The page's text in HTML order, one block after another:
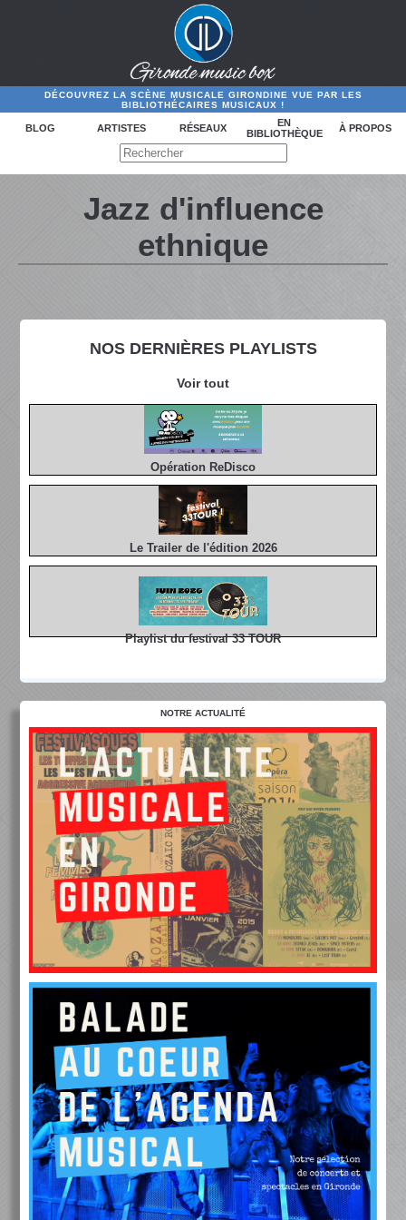
DÉCOUVREZ LA SCÈNE MUSICALE GIRONDINE VUE PAR LES
BIBLIOTHÉCAIRES MUSICAUX !
BLOG ARTISTES RÉSEAUX
EN
BIBLIOTHÈQUE
À PROPOS
NOS DERNIÈRES PLAYLISTS
Voir tout
Opération ReDisco
Le Trailer de l'édition 2026
Playlist du festival 33 TOUR
Jazz d'influence
ethnique
NOTRE ACTUALITÉ